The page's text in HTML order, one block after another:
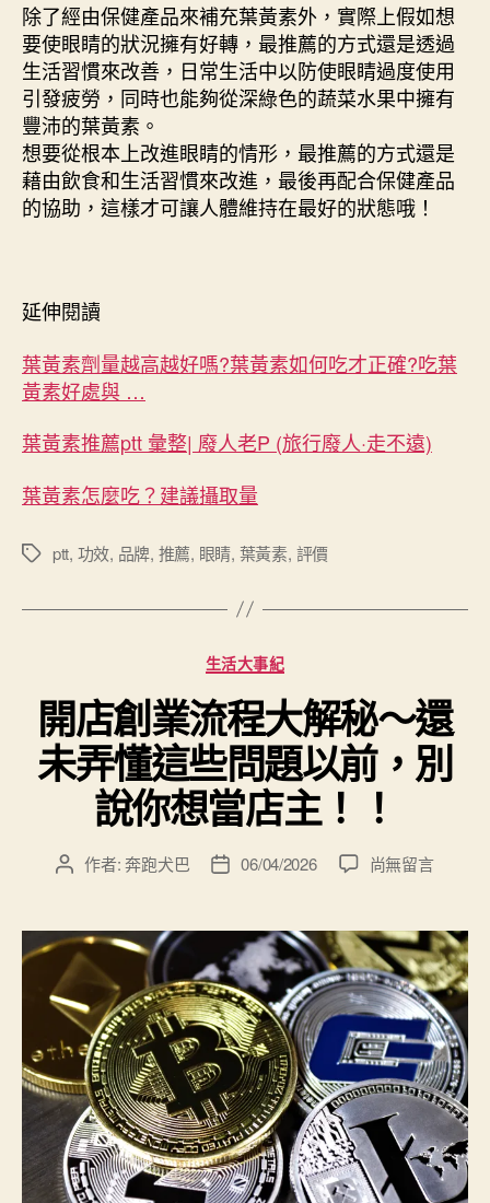
除了經由保健產品來補充葉黃素外，實際上假如想
要使眼睛的狀況擁有好轉，最推薦的方式還是透過
生活習慣來改善，日常生活中以防使眼睛過度使用
引發疲勞，同時也能夠從深綠色的蔬菜水果中擁有
豐沛的葉黃素。
想要從根本上改進眼睛的情形，最推薦的方式還是
藉由飲食和生活習慣來改進，最後再配合保健產品
的協助，這樣才可讓人體維持在最好的狀態哦！
延伸閱讀
葉黃素劑量越高越好嗎?葉黃素如何吃才正確?吃葉
黃素好處與 …
葉黃素推薦ptt 彙整| 廢人老P (旅行廢人·走不遠)
葉黃素怎麼吃？建議攝取量
標
ptt, 功效, 品牌, 推薦, 眼睛, 葉黃素, 評價
分
類
生活大事紀
開店創業流程大解秘～還
未弄懂這些問題以前，別
說你想當店主！！
文
者
作者:奔跑犬巴
文
佈
日
期
06/04/2026
在
創
業
流
程
大
解
秘
～
還
未
弄
尚無留言